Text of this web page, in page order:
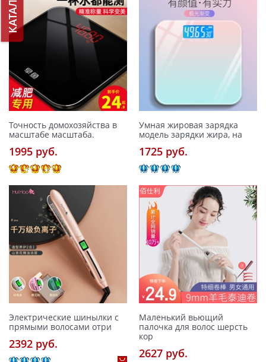
Точность домохозяйства в
масштабе масштаба.
1995 pуб.
Умная жировая зарядка
модель зарядки жира, на
1725 pуб.
Электрические шинылки с
прямыми волосами отри
2392 pуб.
Маленький вьющий
палочка для волос шерсть
кор
2627 pуб.